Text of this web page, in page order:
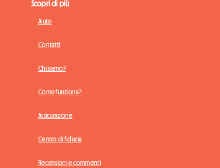
Scopri di più
Aiuto
Contatti
Chi siamo?
Come funziona?
Assicurazione
Centro di fiducia
Recensioni e commenti